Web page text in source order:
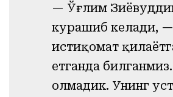
— Ўғлим
курашиб келади, —
истиқомат
етганда
олмадик. Унинг